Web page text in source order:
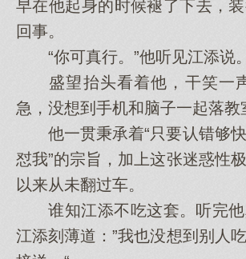
早在他起身的时候褪了下去，
回事。
“你可真行。”他听见江添说。
盛望抬头看着他，干笑一
急，没想到手机和脑子一起落教
他一贯秉承着“只要认错够快
怼我”的宗旨，加上这张迷惑性
以来从未翻过车。
谁知江添不吃这套。听完他
江添刻薄道：”我也没想到别人